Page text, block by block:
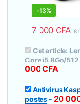
-13%
7 000 CFA 8
Cet article:
Core i5 8Go/512
000CFA
Antivirus
postes - 20